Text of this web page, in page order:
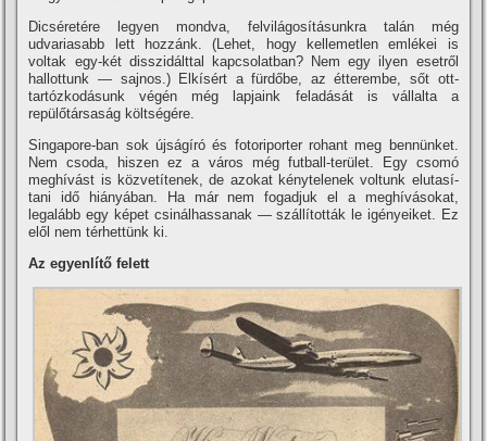
Dicséretére legyen mondva, felvilágosí­tásunkra talán még
udvariasabb lett hozzánk. (Lehet, hogy kellemetlen emlékei is
voltak egy-két disszidálttal kapcsolatban? Nem egy ilyen esetről
hallottunk — sajnos.) Elkí­sért a fürdőbe, az étterembe, sőt ott-
tartózkodásunk végén még lapjaink feladását is vállalta a
repülőtársaság költségére.
Singapore-ban sok újságí­ró és fotoriporter rohant meg bennünket.
Nem csoda, hiszen ez a város még futball-terület. Egy csomó
meghí­vást is közvetí­tenek, de azokat kénytelenek voltunk elutasí­
tani idő hiányában. Ha már nem fogadjuk el a meghí­vásokat,
legalább egy képet csinálhassanak — szállí­tották le igényeiket. Ez
elől nem térhettünk ki.
Az egyenlí­tő felett